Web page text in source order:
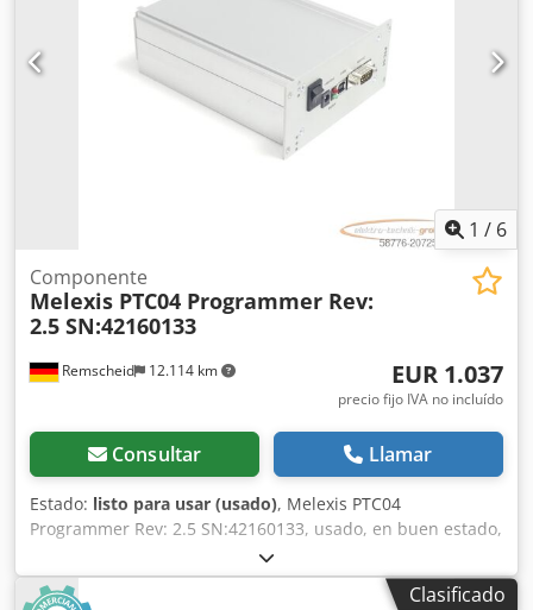
1 / 6
Remscheid 12.114 km
Componente
Melexis PTC04 Programmer Rev:
2.5 SN:42160133
EUR 1.037
precio fijo IVA no incluído
Consultar Llamar
Estado: listo para usar (usado), Melexis PTC04
Programmer Rev: 2.5 SN:42160133, usado, en buen estado,
100% funcional, entrega según fotos. Dcedpfox Et Ixjx
Adzsk
Clasificado